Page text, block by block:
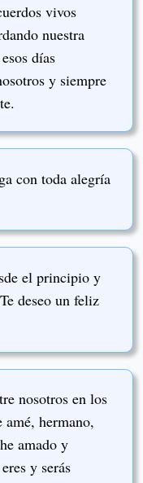
vivos
nuestra
días
y siempre
con toda alegría
el principio y
deseo un feliz
nosotros en los
hermano,
amado y
y serás